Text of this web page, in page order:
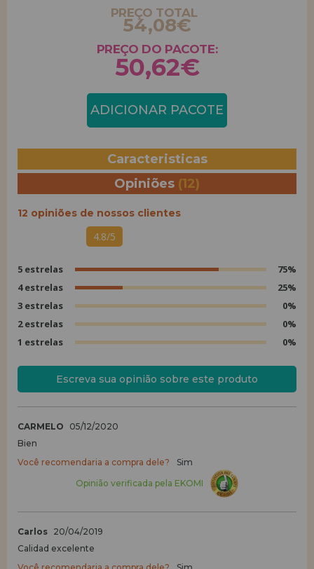
PREÇO TOTAL
54,08€
PREÇO DO PACOTE:
50,62€
ADICIONAR PACOTE
Caracteristicas
Opiniões (12)
12 opiniões de nossos clientes
4.8/5
5 estrelas
75%
4 estrelas
25%
3 estrelas
0%
2 estrelas
0%
1 estrelas
0%
Escreva sua opinião sobre este produto
CARMELO
05/12/2020
Bien
Você recomendaria a compra dele?
Sim
Opinião verificada pela EKOMI
Carlos 20/04/2019
Calidad excelente